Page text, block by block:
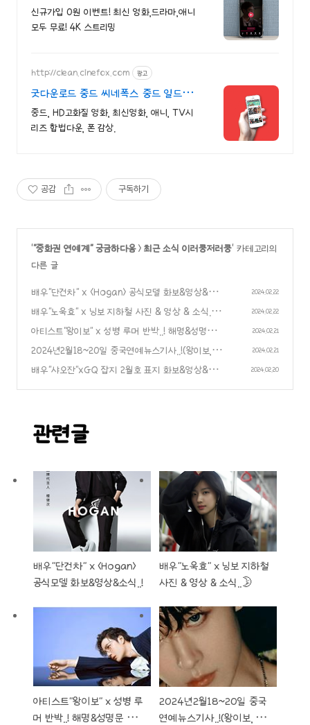
신규가입 0원 이벤트! 최신 영화,드라마,애니
모두 무료! 4K 스트리밍
http://clean.cinefox.com 광고
굿다운로드 중드 씨네폭스 중드 일드
30%할인
중드, HD고화질 영화, 최신영화, 애니, TV시
리즈 합법다운, 폰 감상.
공감 구독하기
'"중화권 연예계" 궁금하다옹> 최근 소식 이러쿵저러쿵' 카테고리의
다른 글
배우"단건차" x <Hogan> 공식모델 화보&영상&소
식..!
(0)
2024.02.22
배우"노욱효" x 닝보 지하철 사진 & 영상 & 소식..
🌛 ​​​
(0)
2024.02.22
아티스트"왕이보" x 성병 루머 반박..! 해명&성명문
발표!!
(0)
2024.02.21
2024년2월18~20일 중국연예뉴스기사..!(왕이보, 심
월, 오뢰, 전가서, 이일동 등..!)
(0)
2024.02.21
배우"샤오잔"xGQ 잡지 2월호 표지 화보&영상&소
2024.02.20
관련글
배우"단건차" x <Hogan>
공식모델 화보&영상&소식..!
배우"노욱효" x 닝보 지하철
사진 & 영상 & 소식..🌛 ​​​
아티스트"왕이보" x 성병 루
머 반박..! 해명&성명문 발
2024년2월18~20일 중국
연예뉴스기사..!(왕이보, 심